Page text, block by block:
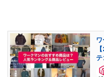
テ